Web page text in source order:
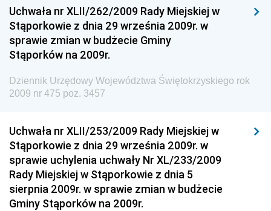
Dziennik Urzędowy Ministra Kultury, Dziedzictwa
Narodowego i Sportu
Dziennik Urzędowy Ministra Rodziny i Polityki
Społecznej
Dziennik Urzędowy Komendy Głównej Straży
Granicznej
Drogowego
Dziennik Urzędowy Narodowego Banku Polskiego
Dziennik Urzędowy Komendy Głównej Policji
Dziennik Urzędowy Ministra Pracy i Polityki
Społecznej
Uchwała nr XLII/262/2009 Rady Miejskiej w
Stąporkowie z dnia 29 września 2009r. w
sprawie zmian w budżecie Gminy
Stąporków na 2009r.
Dziennik Urzędowy Województwa Świętokrzyskiego rok
2009 nr 475 poz. 3457
Uchwała nr XLII/253/2009 Rady Miejskiej w
Stąporkowie z dnia 29 września 2009r. w
sprawie uchylenia uchwały Nr XL/233/2009
Rady Miejskiej w Stąporkowie z dnia 5
sierpnia 2009r. w sprawie zmian w budżecie
Gminy Stąporków na 2009r.